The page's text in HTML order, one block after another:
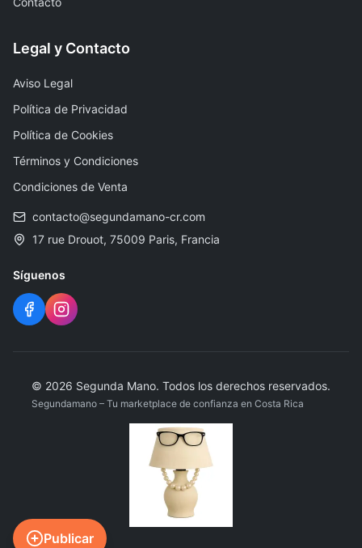
Legal y Contacto
Aviso Legal
Política de Privacidad
Política de Cookies
Términos y Condiciones
Condiciones de Venta
contacto@segundamano-cr.com
17 rue Drouot, 75009 Paris, Francia
Síguenos
© 2026 Segunda Mano. Todos los derechos reservados.
Segundamano – Tu marketplace de confianza en Costa Rica
Publicar